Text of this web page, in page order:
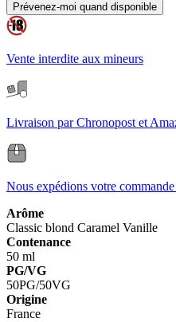
Prévenez-moi quand disponible
Vente interdite aux mineurs
Livraison par Chronopost et
Nous expédions votre
Arôme
Classic blond Caramel Vanille
Contenance
50 ml
PG/VG
50PG/50VG
Origine
France